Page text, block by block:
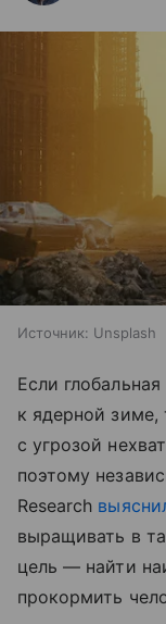
Источник: Unsplash
Если
к ядерной
с угрозой
поэтому
Research
выращивать в
цель — найти
прокормить